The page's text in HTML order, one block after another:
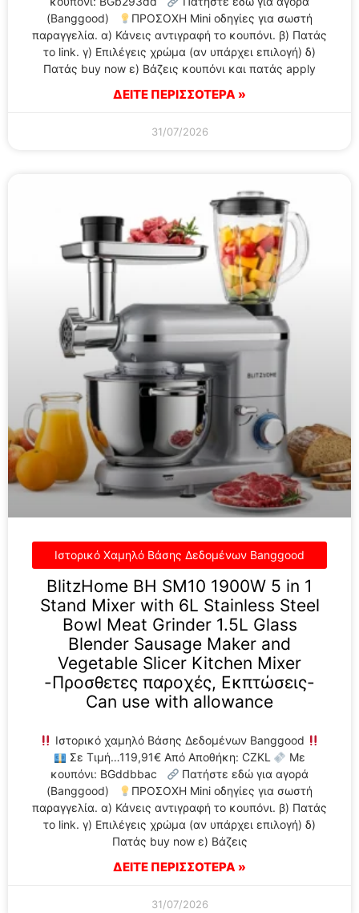
(Banggood)
ΠΡΟΣΟΧΗ Mini οδηγίες για σωστή
παραγγελία. α) Κάνεις αντιγραφή το κουπόνι. β) Πατάς
το link. γ) Επιλέγεις χρώμα (αν υπάρχει επιλογή) δ)
Πατάς buy now ε) Βάζεις κουπόνι και πατάς apply
ΔΕΙΤΕ ΠΕΡΙΣΣΟΤΕΡΑ »
31/07/2026
BlitzHome BH SM10 1900W 5 in 1
Stand Mixer with 6L Stainless Steel
Bowl Meat Grinder 1.5L Glass
Blender Sausage Maker and
Vegetable Slicer Kitchen Mixer
-Προσθετες παροχές, Εκπτώσεις-
Can use with allowance
Ιστορικό χαμηλό Βάσης Δεδομένων Banggood
Σε Τιμή…119,91€ Από Αποθήκη: CZKL
Με
κουπόνι: BGddbbac
Πατήστε εδώ για αγορά
(Banggood)
ΠΡΟΣΟΧΗ Mini οδηγίες για σωστή
παραγγελία. α) Κάνεις αντιγραφή το κουπόνι. β) Πατάς
το link. γ) Επιλέγεις χρώμα (αν υπάρχει επιλογή) δ)
Πατάς buy now ε) Βάζεις
ΔΕΙΤΕ ΠΕΡΙΣΣΟΤΕΡΑ »
31/07/2026